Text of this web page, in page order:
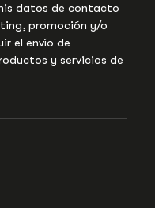
datos de contacto
promoción y/o
el envío de
y servicios de